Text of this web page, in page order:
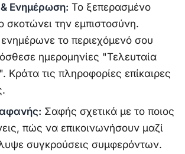
Ενημέρωση: Το ξεπερασμένο
σκοτώνει την εμπιστοσύνη.
το περιεχόμενό σου
ημερομηνίες "Τελευταία
Κράτα τις πληροφορίες επίκαιρες
Σαφής σχετικά με το ποιος
πώς να επικοινωνήσουν μαζί
συγκρούσεις συμφερόντων.